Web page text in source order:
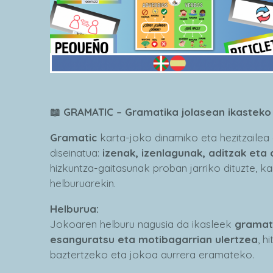
📖 GRAMATIC – Gramatika jolasean
Gramatic karta-joko dinamiko eta
diseinatua: izenak, izenlagunak, aditzak eta
hizkuntza-gaitasunak proban jarriko dituzte,
helburuarekin.
Helburua:
Jokoaren helburu nagusia da ikasleek
esanguratsu eta motibagarrian ulertzea,
baztertzeko eta jokoa aurrera eramateko.